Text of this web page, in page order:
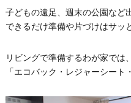
子どもの遠足、週末の公園など
できるだけ準備や片づけはサッ
リビングで準備するわが家では
「エコバック・レジャーシート